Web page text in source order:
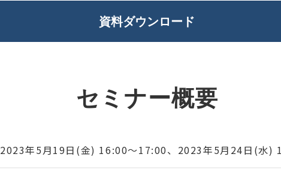
資料ダウンロード
セミナー概要
2023年5月19日(金) 16:00～17:00、2023年5月24日(水)